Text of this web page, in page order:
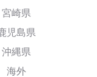
宮崎県
児島県
沖縄県
海外